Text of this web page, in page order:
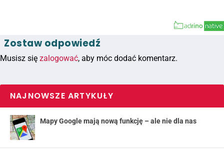
Zostaw odpowiedź
Musisz się zalogować, aby móc dodać komentarz.
NAJNOWSZE ARTYKUŁY
Mapy Google mają nową funkcję – ale nie dla nas